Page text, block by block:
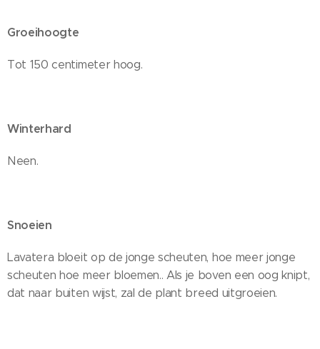
Groeihoogte
Tot 150 centimeter hoog.
Winterhard
Neen.
Snoeien
Lavatera bloeit op de jonge scheuten, hoe meer jonge
scheuten hoe meer bloemen.. Als je boven een oog knipt,
dat naar buiten wijst, zal de plant breed uitgroeien.